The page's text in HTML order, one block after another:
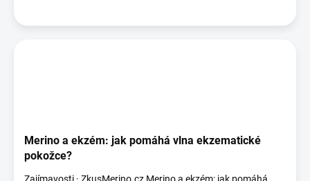
Merino a ekzém: jak pomáhá vlna ekzematické
pokožce?
Zajímavosti · ZkusMerino.cz Merino a ekzém: jak pomáhá